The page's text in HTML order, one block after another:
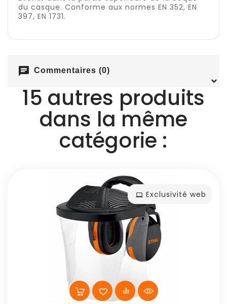
du casque. Conforme aux normes EN 352, EN
397, EN 1731.
chat Commentaires (0)
15 autres produits
dans la même
catégorie :
Exclusivité web